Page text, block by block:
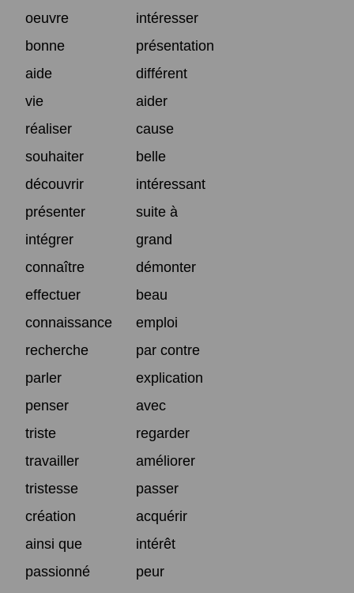
oeuvre
intéresser
bonne
présentation
aide
différent
vie
aider
réaliser
cause
souhaiter
belle
découvrir
intéressant
présenter
suite à
intégrer
grand
connaître
démonter
effectuer
beau
connaissance
emploi
recherche
par contre
parler
explication
penser
avec
triste
regarder
travailler
améliorer
tristesse
passer
création
acquérir
ainsi que
intérêt
passionné
peur